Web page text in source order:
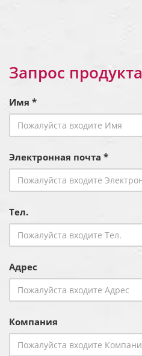
Запрос продукта
Имя *
Электронная почта *
Тел.
Адрес
Компания